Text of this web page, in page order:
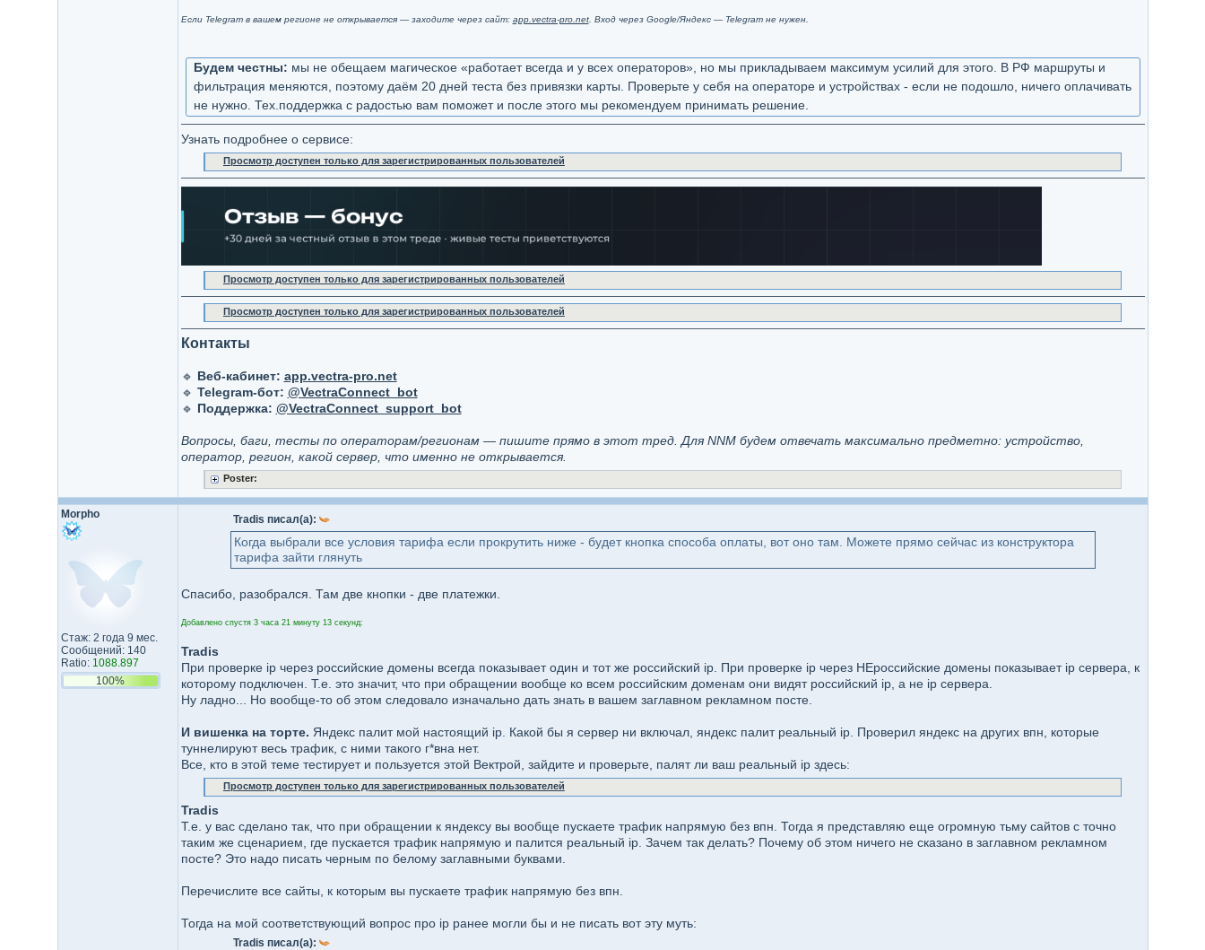
Если Telegram в вашем регионе не открывается — заходите через сайт: app.vectra-pro.net. Вход через Google/Яндекс — Telegram не нужен.
Будем честны: мы не обещаем магическое «работает всегда и у всех операторов», но мы прикладываем максимум усилий для этого. В РФ маршруты и
фильтрация меняются, поэтому даём 20 дней теста без привязки карты. Проверьте у себя на операторе и устройствах - если не подошло, ничего оплачивать
не нужно. Тех.поддержка с радостью вам поможет и после этого мы рекомендуем принимать решение.
Узнать подробнее о сервисе:
Просмотр доступен только для зарегистрированных пользователей
Просмотр доступен только для зарегистрированных пользователей
Просмотр доступен только для зарегистрированных пользователей
Контакты
🔹 Веб-кабинет: app.vectra-pro.net
🔹 Telegram-бот: @VectraConnect_bot
🔹 Поддержка: @VectraConnect_support_bot
Вопросы, баги, тесты по операторам/регионам — пишите прямо в этот тред. Для NNM будем отвечать максимально предметно: устройство,
оператор, регион, какой сервер, что именно не открывается.
Poster:
Morpho
Стаж: 2 года 9 мес.
Сообщений: 140
Ratio: 1088.897
100%
Tradis писал(а):
Когда выбрали все условия тарифа если прокрутить ниже - будет кнопка способа оплаты, вот оно там. Можете прямо сейчас из конструктора
тарифа зайти глянуть
Спасибо, разобрался. Там две кнопки - две платежки.
Добавлено спустя 3 часа 21 минуту 13 секунд:
Tradis
При проверке ip через российские домены всегда показывает один и тот же российский ip. При проверке ip через НЕроссийские домены показывает ip сервера, к
которому подключен. Т.е. это значит, что при обращении вообще ко всем российским доменам они видят российский ip, а не ip сервера.
Ну ладно... Но вообще-то об этом следовало изначально дать знать в вашем заглавном рекламном посте.
И вишенка на торте. Яндекс палит мой настоящий ip. Какой бы я сервер ни включал, яндекс палит реальный ip. Проверил яндекс на других впн, которые
туннелируют весь трафик, с ними такого г*вна нет.
Все, кто в этой теме тестирует и пользуется этой Вектрой, зайдите и проверьте, палят ли ваш реальный ip здесь:
Просмотр доступен только для зарегистрированных пользователей
Tradis
Т.е. у вас сделано так, что при обращении к яндексу вы вообще пускаете трафик напрямую без впн. Тогда я представляю еще огромную тьму сайтов с точно
таким же сценарием, где пускается трафик напрямую и палится реальный ip. Зачем так делать? Почему об этом ничего не сказано в заглавном рекламном
посте? Это надо писать черным по белому заглавными буквами.
Перечислите все сайты, к которым вы пускаете трафик напрямую без впн.
Тогда на мой соответствующий вопрос про ip ранее могли бы и не писать вот эту муть:
Tradis писал(а):